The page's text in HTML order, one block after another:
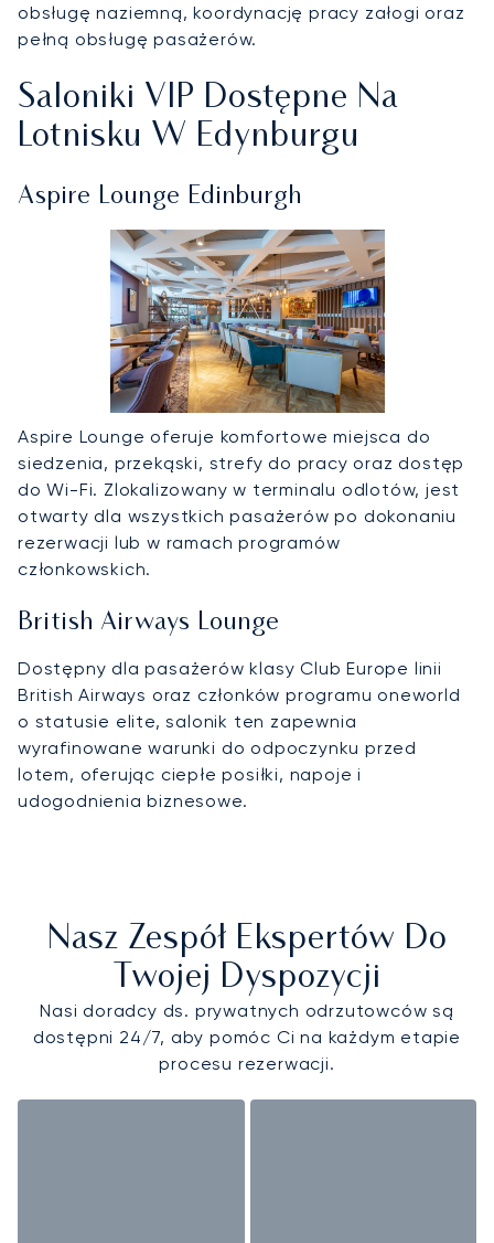
obsługę naziemną, koordynację pracy załogi oraz
pełną obsługę pasażerów.
Saloniki VIP Dostępne Na
Lotnisku W Edynburgu
Aspire Lounge Edinburgh
Aspire Lounge oferuje komfortowe miejsca do
siedzenia, przekąski, strefy do pracy oraz dostęp
do Wi-Fi. Zlokalizowany w terminalu odlotów, jest
otwarty dla wszystkich pasażerów po dokonaniu
rezerwacji lub w ramach programów
członkowskich.
British Airways Lounge
Dostępny dla pasażerów klasy Club Europe linii
British Airways oraz członków programu oneworld
o statusie elite, salonik ten zapewnia
wyrafinowane warunki do odpoczynku przed
lotem, oferując ciepłe posiłki, napoje i
udogodnienia biznesowe.
Nasz Zespół Ekspertów Do
Twojej Dyspozycji
Nasi doradcy ds. prywatnych odrzutowców są
dostępni 24/7, aby pomóc Ci na każdym etapie
procesu rezerwacji.